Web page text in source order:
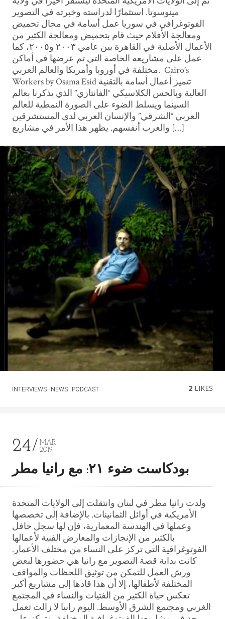
مينوسوتا. استثمارًا لدراسته وخبرته في التصوير
الفوتوغرافي في سوريا عمل أسامة في مجال تحميض
ومعالجة الأفلام حيث قام بتحميض ومعالجة الكثير من
الأعمال الأصلية في القاهرة بين عامي ٢٠٠٣ و٢٠٠٥، كما
عمل على مشاريعه الخاصة التي تم عرضها في أماكن
مختلفة في أوروبا وأمريكا والعالم العربي. Cairo’s
Workers by Osama Esid تتميز أعمال أسامة بالتقنية
العالية وبالحس الكلاسيكي “الفانتازي” الذي يذكرنا بعالم
السينما ويسلط الضوء على الصورة النمطية للعالم
العربي “الشرقي” والإنسان العربي لدى المستشرقين
والعرب أنفسهم. يظهر هذا الأمر في مشاريع […]
INTERVIEWS NEWS PODCAST 2 LIKES
24
MAR
2019
بودكاست ضوء ٢١: مع رانيا مطر
ولدت رانيا مطر في لبنان وانتقلت إلى الولايات المتحدة
الأمريكية في أوائل الثمانينات. بالإضافة إلى تخصصها
وعملها في الهندسة المعمارية، فإن لها سجل حافل
بالكثير من الإنجازات والمعارض الفنية لأعمالها
الفوتوغرافية التي تركز على النساء من مختلف الأعمار.
كانت بداية قصة التصوير مع رانيا هي حضورها لبعض
ورش العمل للتمكن من توثيق اللحظات والمواقف
المختلفة لأطفالها، إلا أن هذا قادها إلى مشاريع أكبر
تعكس حياة الكثير من الفتيات والنساء في المجتمع
الغربي ومجتمع الشرق الأوسط. اليوم رانيا لا زالت تعمل